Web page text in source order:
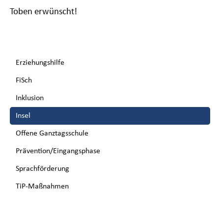
Toben erwünscht!
überspringen
Erziehungshilfe
FiSch
Inklusion
Insel
Offene Ganztagsschule
Prävention/Eingangsphase
Sprachförderung
TiP-Maßnahmen